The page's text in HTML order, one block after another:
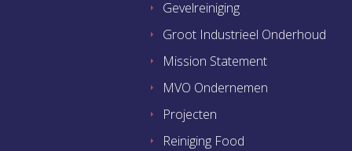
Gevelreiniging
Groot Industrieel Onderhoud
Mission Statement
MVO Ondernemen
Projecten
Reiniging Food